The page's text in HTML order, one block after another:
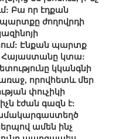
Բա որ էդքան
ժողովրդի
Էնքան պարտք
Հայաստանը կտա:
կկանգնի
որովհետև մեր
փուչիկի
էժան գազն է:
ամեն ինչ